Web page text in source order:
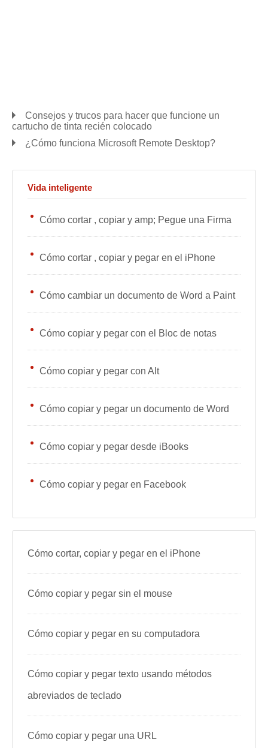
Consejos y trucos para hacer que funcione un
cartucho de tinta recién colocado
¿Cómo funciona Microsoft Remote Desktop?
Vida inteligente
Cómo cortar , copiar y amp; Pegue una Firma
Cómo cortar , copiar y pegar en el iPhone
Cómo cambiar un documento de Word a Paint
Cómo copiar y pegar con el Bloc de notas
Cómo copiar y pegar con Alt
Cómo copiar y pegar un documento de Word
Cómo copiar y pegar desde iBooks
Cómo copiar y pegar en Facebook
Cómo cortar, copiar y pegar en el iPhone
Cómo copiar y pegar sin el mouse
Cómo copiar y pegar en su computadora
Cómo copiar y pegar texto usando métodos
abreviados de teclado
Cómo copiar y pegar una URL